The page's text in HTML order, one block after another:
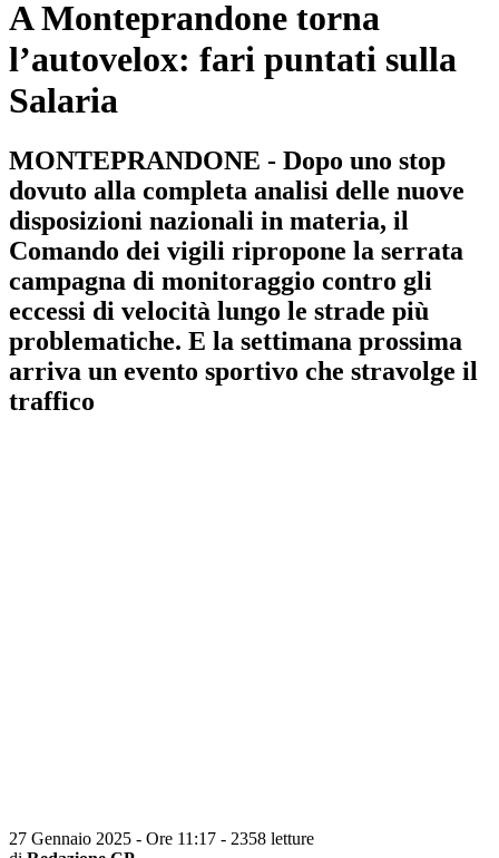
A Monteprandone torna
l’autovelox: fari puntati sulla
Salaria
MONTEPRANDONE - Dopo uno stop
dovuto alla completa analisi delle nuove
disposizioni nazionali in materia, il
Comando dei vigili ripropone la serrata
campagna di monitoraggio contro gli
eccessi di velocità lungo le strade più
problematiche. E la settimana prossima
arriva un evento sportivo che stravolge il
traffico
27 Gennaio 2025 - Ore 11:17 - 2358 letture